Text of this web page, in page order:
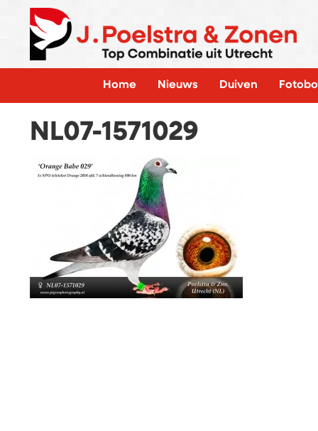
Home Nieuws Duiven
NL07-1571029